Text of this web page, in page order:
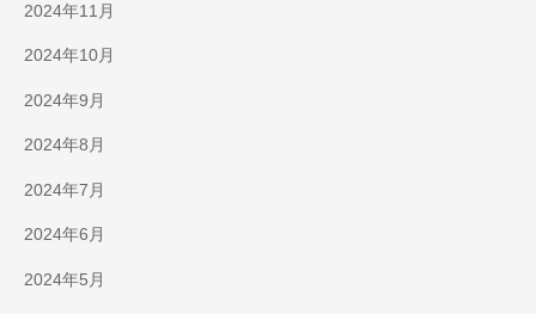
2024年11月
2024年10月
2024年9月
2024年8月
2024年7月
2024年6月
2024年5月